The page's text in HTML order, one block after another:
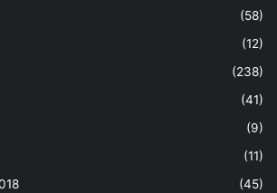
(58)
(12)
(238)
(41)
(9)
(11)
(45)